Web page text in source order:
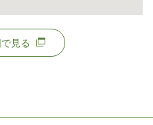
見る